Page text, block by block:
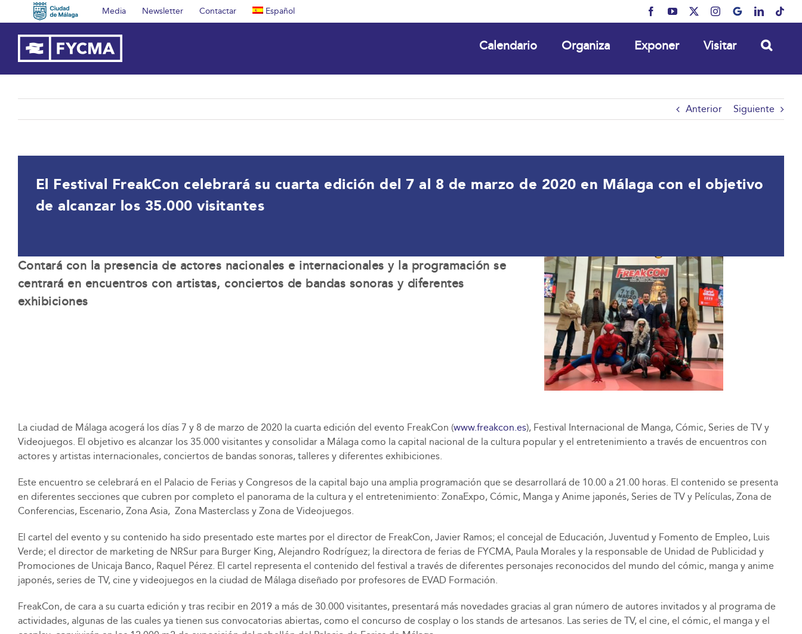
al
contenido
Media Newsletter Contactar Español FacebookYouTube Instagram
MyBusinessLinkedIn
Calendario Organiza Exponer Visitar
Anterior Siguiente
El Festival FreakCon celebrará su cuarta edición del 7 al 8 de marzo de 2020 en Málaga con el objetivo
de alcanzar los 35.000 visitantes
Contará con la presencia de actores nacionales e internacionales y la programación se
centrará en encuentros con artistas, conciertos de bandas sonoras y diferentes
exhibiciones
La ciudad de Málaga acogerá los días ​7 y 8 de marzo de 2020 la cuarta edición del evento FreakCon (​www.freakcon.es​), Festival Internacional de Manga, Cómic, Series de TV y
Videojuegos. El objetivo es alcanzar los ​35.000 visitantes y consolidar a Málaga como la capital nacional de la cultura popular y el entretenimiento a través de encuentros con
actores y artistas internacionales, conciertos de bandas sonoras, talleres y diferentes exhibiciones.
Este encuentro se celebrará en el Palacio de Ferias y Congresos de la capital bajo una amplia programación que se desarrollará de 10.00 a 21.00 horas. El contenido se presenta
en diferentes secciones que cubren por completo el panorama de la cultura y el entretenimiento:​ ZonaExpo, Cómic, Manga y Anime japonés, Series de TV y Películas, Zona de
Conferencias, Escenario, Zona Asia, Zona Masterclass y Zona de Videojuegos​.
El cartel del evento y su contenido ha sido presentado este martes por el director de FreakCon, Javier Ramos​; el concejal de Educación, Juventud y Fomento de Empleo, Luis
Verde; ​el director de marketing de NRSur para Burger King, ​Alejandro Rodríguez; ​la directora de ferias de FYCMA, ​Paula Morales y la responsable de Unidad de Publicidad y
Promociones de Unicaja Banco, ​Raquel Pérez​. El cartel representa el contenido del festival a través de diferentes personajes reconocidos del mundo del cómic, manga y anime
japonés, series de TV, cine y videojuegos en la ciudad de Málaga diseñado por profesores de ​EVAD Formación.
FreakCon, de cara a su cuarta edición y tras recibir en ​2019 ​a más de ​30.000 visitantes​, presentará más novedades gracias al gran número de autores invitados y al programa de
actividades, algunas de las cuales ya tienen sus convocatorias abiertas, como el concurso de cosplay o los stands de artesanos. Las series de TV, el cine, el cómic, el manga y el